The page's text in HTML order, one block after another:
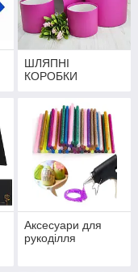
ШЛЯПНІ
КОРОБКИ
Аксесуари для
рукоділля